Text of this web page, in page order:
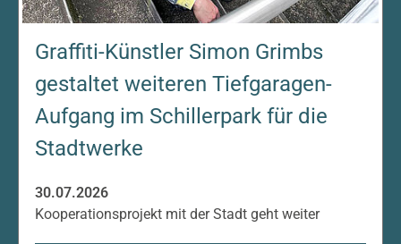
Graffiti-Künstler Simon Grimbs
gestaltet weiteren Tiefgaragen-
Aufgang im Schillerpark für die
Stadtwerke
30.07.2026
Kooperationsprojekt mit der Stadt geht weiter